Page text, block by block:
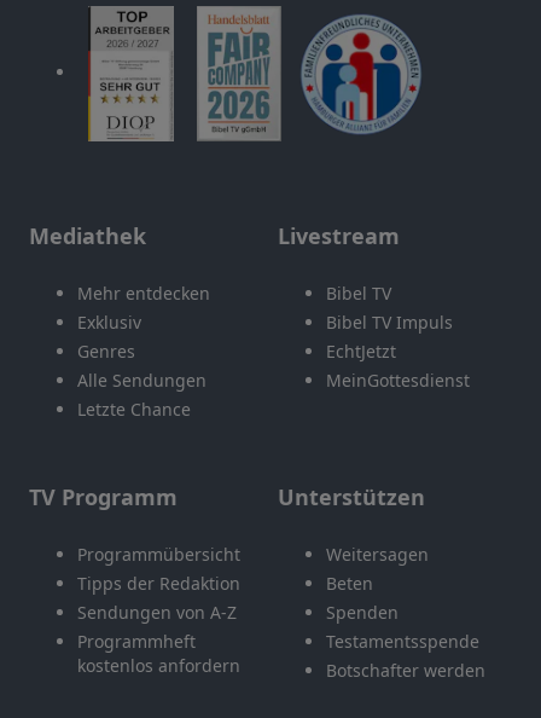
Mediathek
Mehr entdecken
Exklusiv
Genres
Alle Sendungen
Letzte Chance
Livestream
Bibel TV
Bibel TV Impuls
EchtJetzt
MeinGottesdienst
TV Programm
Programmübersicht
Tipps der Redaktion
Sendungen von A-Z
Programmheft
kostenlos anfordern
Unterstützen
Weitersagen
Beten
Spenden
Testamentsspende
Botschafter werden